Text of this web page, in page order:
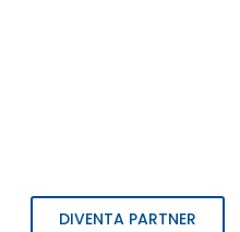
DIVENTA PARTNER